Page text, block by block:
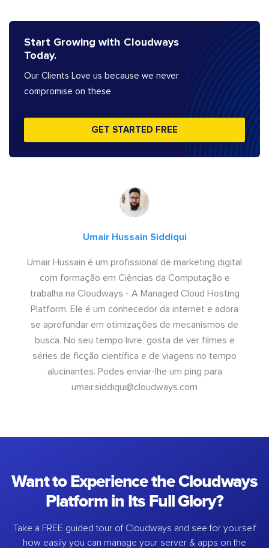
Start Growing with Cloudways
Today.
Our Clients Love us because we never
compromise on these
GET STARTED FREE
Umair Hussain Siddiqui
Umair Hussain é um profissional de marketing digital
com formação em Ciências da Computação e
trabalha na Cloudways - A Managed Cloud Hosting
Platform. Ele é um conhecedor da internet e adora
se aprofundar em otimizações de mecanismos de
busca. No seu tempo livre, gosta de ver filmes e
séries de ficção científica e de viagens no tempo
alucinantes. Podes enviar-lhe um ping para
umair.siddiqui@cloudways.com
Want to Experience the Cloudways
Platform in Its Full Glory?
Take a FREE guided tour of Cloudways and see for yourself
how easily you can manage your server & apps on the